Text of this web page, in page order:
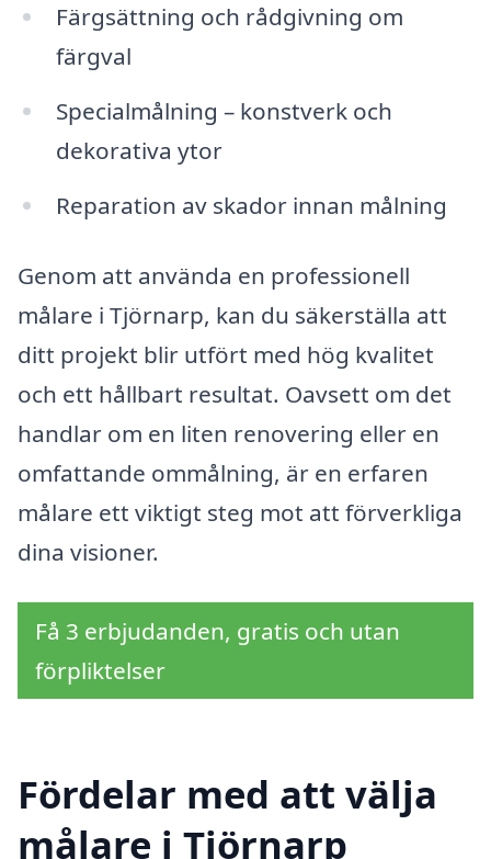
Färgsättning och rådgivning om
färgval
Specialmålning – konstverk och
dekorativa ytor
Reparation av skador innan målning
Genom att använda en professionell
målare i Tjörnarp, kan du säkerställa att
ditt projekt blir utfört med hög kvalitet
och ett hållbart resultat. Oavsett om det
handlar om en liten renovering eller en
omfattande ommålning, är en erfaren
målare ett viktigt steg mot att förverkliga
dina visioner.
Få 3 erbjudanden, gratis och utan
förpliktelser
Fördelar med att välja
målare i Tjörnarp